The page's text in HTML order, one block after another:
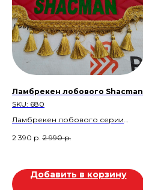
Ламбрекен лобового Shacman
SKU: 680
Ламбрекен лобового серии
Стеганная экокожа. Красная.
2 390 р. 2 990 р.
Добавить в корзину